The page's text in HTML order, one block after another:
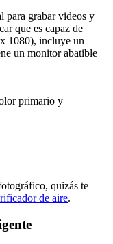
para grabar videos y
que es capaz de
1080), incluye un
un monitor abatible
primario y
quizás te
de aire.